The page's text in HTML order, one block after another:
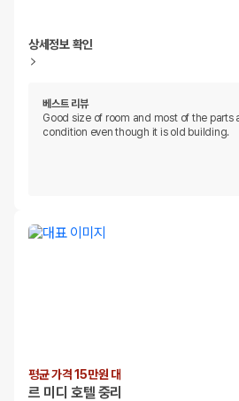
상세정보 확인
베스트 리뷰
Good size of room and most of the parts
condition even though it is old building.
평균 가격 15만원 대
르 미디 호텔 중리